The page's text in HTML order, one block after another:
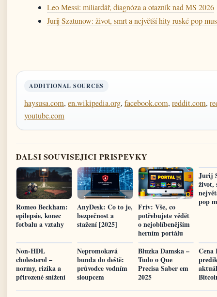
Leo Messi: miliardář, diagnóza a otazník nad MS 2026
Jurij Szatunow: život, smrt a největší hity ruské pop
ADDITIONAL SOURCES
haysusa.com, en.wikipedia.org, facebook.com, reddit.com,
youtube.com
DALSI SOUVISEJICI PRISPEVKY
Romeo Beckham:
epilepsie, konec
fotbalu a vztahy
AnyDesk: Co to je,
bezpečnost a
stažení [2025]
Friv: Vše, co
potřebujete vědět
o nejoblíbenějším
herním portálu
Jurij
život,
pop
Non-HDL
cholesterol –
normy, rizika a
přirozené snížení
Nepromokavá
bunda do deště:
průvodce vodním
sloupcem
Bluzka Damska –
Tudo o Que
Precisa Saber em
2025
Cena